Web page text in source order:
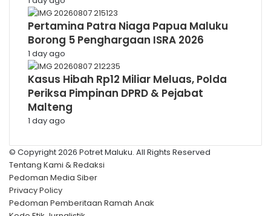
Pertamina Patra Niaga Papua Maluku
Borong 5 Penghargaan ISRA 2026
1 day ago
Kasus Hibah Rp12 Miliar Meluas, Polda
Periksa Pimpinan DPRD & Pejabat
Malteng
1 day ago
© Copyright 2026 Potret Maluku. All Rights Reserved
Tentang Kami & Redaksi
Pedoman Media Siber
Privacy Policy
Pedoman Pemberitaan Ramah Anak